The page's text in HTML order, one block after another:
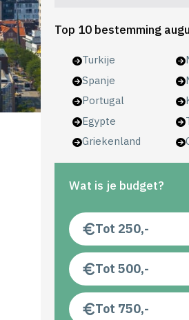
Top 10 bestemming
Turkije
Spanje
Portugal
Egypte
Griekenland
Wat is je budget?
Tot 250,-
Tot 500,-
Tot 750,-